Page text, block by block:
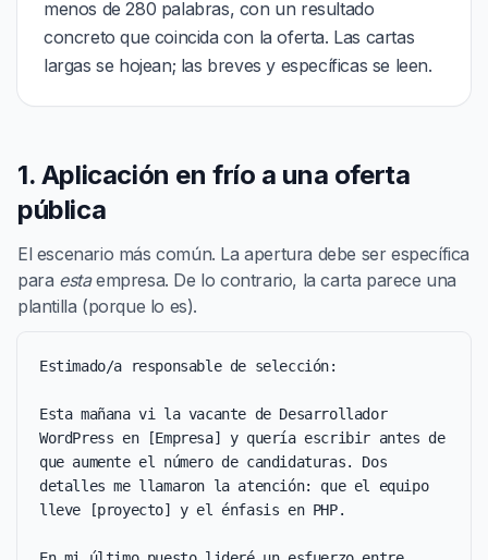
menos de 280 palabras, con un resultado
concreto que coincida con la oferta. Las cartas
largas se hojean; las breves y específicas se leen.
1. Aplicación en frío a una oferta
pública
El escenario más común. La apertura debe ser específica
para estaempresa. De lo contrario, la carta parece una
plantilla (porque lo es).
Estimado/a responsable de selección:
Esta mañana vi la vacante de Desarrollador
WordPress en [Empresa] y quería escribir antes de
que aumente el número de candidaturas. Dos
detalles me llamaron la atención: que el equipo
lleve [proyecto] y el énfasis en PHP.